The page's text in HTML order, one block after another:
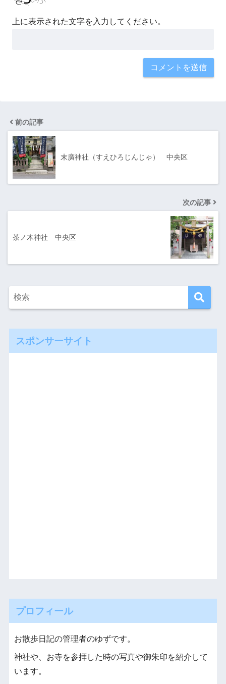
上に表示された文字を入力してください。
前の記事
末廣神社（すえひろじんじゃ） 中央区
次の記事
茶ノ木神社 中央区
スポンサーサイト
プロフィール
お散歩日記の管理者のゆずです。
神社や、お寺を参拝した時の写真や御朱印を紹介して
います。